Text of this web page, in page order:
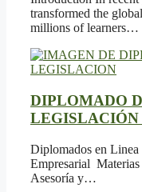
transformed the
millions of learners…
DIPLOMADO
LEGISLACIÓN
Diplomados en
Empresarial
Asesoría y…